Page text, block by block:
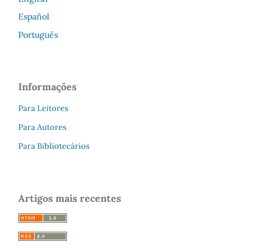
Español
Português
Informações
Para Leitores
Para Autores
Para Bibliotecários
Artigos mais recentes